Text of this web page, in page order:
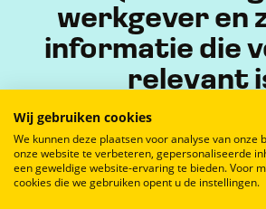
werkgever en
informatie die
relevant
Wij gebruiken cookies
We kunnen deze plaatsen voor analyse van onze
onze website te verbeteren, gepersonaliseerde
een geweldige website-ervaring te bieden. Voor
cookies die we gebruiken opent u de instellingen.